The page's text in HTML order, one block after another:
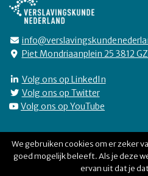
Piet Mondriaanplein 25 3812
Volg ons op LinkedIn
Volg ons op Twitter
Volg ons op YouTube
Verslavingskunde Nederland © 2026
We gebruiken cookies om er zeker
goed mogelijk beleeft. Als je deze
ervan uit dat je